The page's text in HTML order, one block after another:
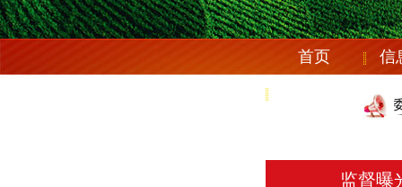
首页
信
庆安县纪委机关党委
庆安县纪委机关党委
监督曝